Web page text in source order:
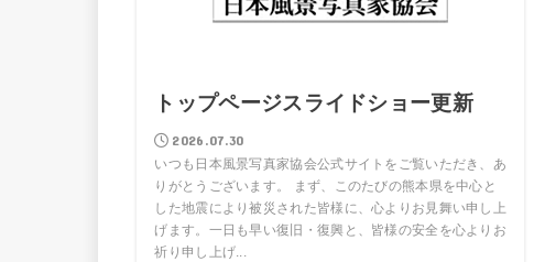
トップページスライドショー更新
2026.07.30
いつも日本風景写真家協会公式サイトをご覧いただき、あ
りがとうございます。 まず、このたびの熊本県を中心と
した地震により被災された皆様に、心よりお見舞い申し上
げます。一日も早い復旧・復興と、皆様の安全を心よりお
祈り申し上げ...